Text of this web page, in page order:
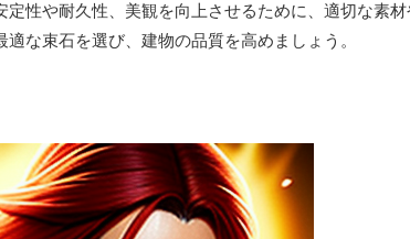
性や耐久性、美観を向上させるために、適切な素
な束石を選び、建物の品質を高めましょう。